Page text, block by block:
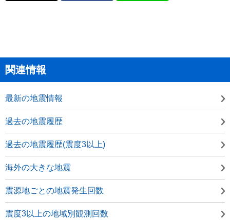
関連情報
最新の地震情報
過去の地震履歴
過去の地震履歴(震度3以上)
海外の大きな地震
震源地ごとの地震発生回数
震度3以上の地域別観測回数